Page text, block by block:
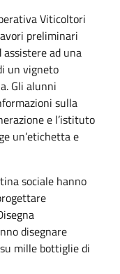
Viticoltori
preliminari
ad una
un vigneto
Gli alunni
sulla
e l’istituto
un’etichetta e
sociale hanno
disegnare
mille bottiglie di